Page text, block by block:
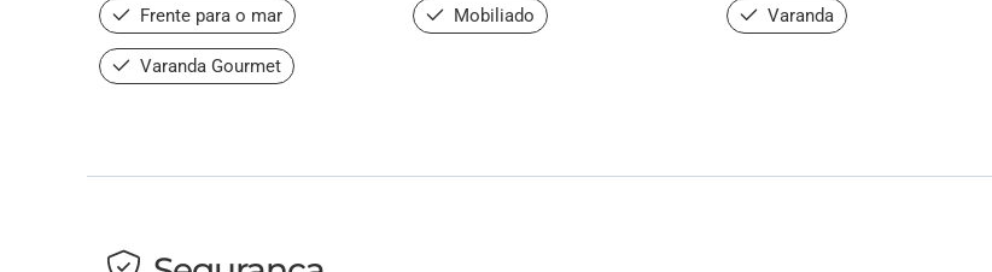
Frente para o mar Mobiliado Varanda
Varanda Gourmet